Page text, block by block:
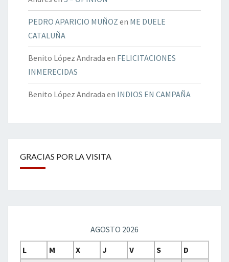
PEDRO APARICIO MUÑOZ en ME DUELE
CATALUÑA
Benito López Andrada en FELICITACIONES
INMERECIDAS
Benito López Andrada en INDIOS EN CAMPAÑA
GRACIAS POR LA VISITA
AGOSTO 2026
L
M X J V S
D